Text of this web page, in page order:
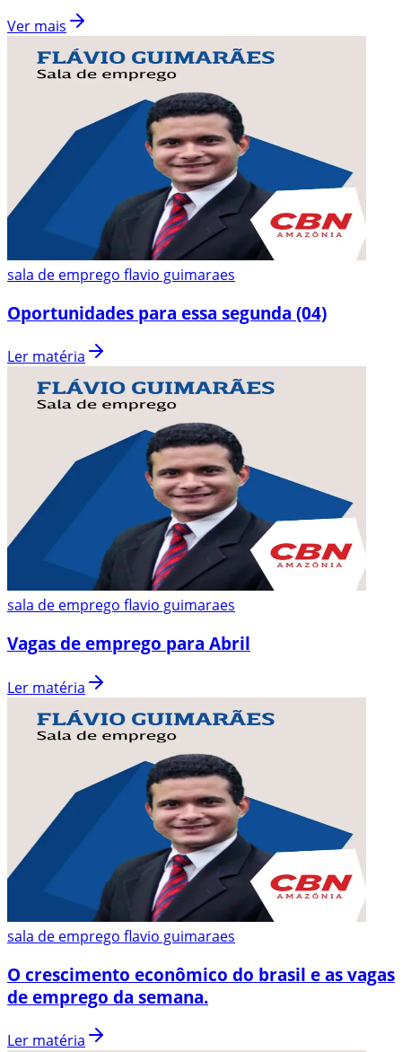
Ver mais
sala de emprego flavio guimaraes
Oportunidades para essa segunda (04)
Ler matéria
sala de emprego flavio guimaraes
Vagas de emprego para Abril
Ler matéria
sala de emprego flavio guimaraes
O crescimento econômico do brasil e as vagas
de emprego da semana.
Ler matéria